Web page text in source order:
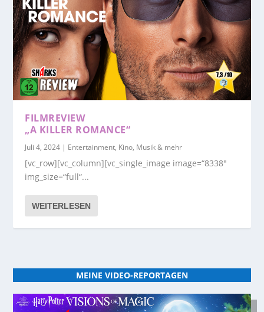
FILMREVIEW
„A KILLER ROMANCE“
Juli 4, 2024 | Entertainment, Kino, Musik & mehr
[vc_row][vc_column][vc_single_image image=“8338″
img_size=“full“...
WEITERLESEN
MEINE VIDEO-REPORTAGEN